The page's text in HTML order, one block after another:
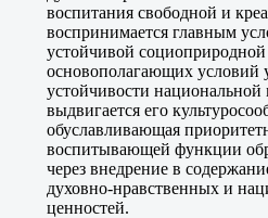
воспитания свободной и
воспринимается главным
устойчивой
основополагающих условий
устойчивости национальной
выдвигается его
обуславливающая
воспитывающей функции
через внедрение в
духовно-нравственных и
ценностей.